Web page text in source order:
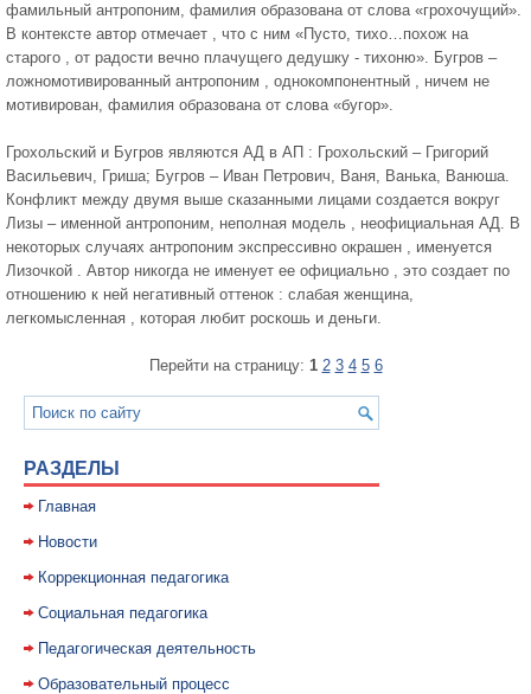
фамильный антропоним, фамилия образована от слова «грохочущий».
В контексте автор отмечает , что с ним «Пусто, тихо…похож на
старого , от радости вечно плачущего дедушку - тихоню». Бугров –
ложномотивированный антропоним , однокомпонентный , ничем не
мотивирован, фамилия образована от слова «бугор».
Грохольский и Бугров являются АД в АП : Грохольский – Григорий
Васильевич, Гриша; Бугров – Иван Петрович, Ваня, Ванька, Ванюша.
Конфликт между двумя выше сказанными лицами создается вокруг
Лизы – именной антропоним, неполная модель , неофициальная АД. В
некоторых случаях антропоним экспрессивно окрашен , именуется
Лизочкой . Автор никогда не именует ее официально , это создает по
отношению к ней негативный оттенок : слабая женщина,
легкомысленная , которая любит роскошь и деньги.
Перейти на страницу: 1 2 3 4 5 6
РАЗДЕЛЫ
Главная
Новости
Коррекционная педагогика
Социальная педагогика
Педагогическая деятельность
Образовательный процесс